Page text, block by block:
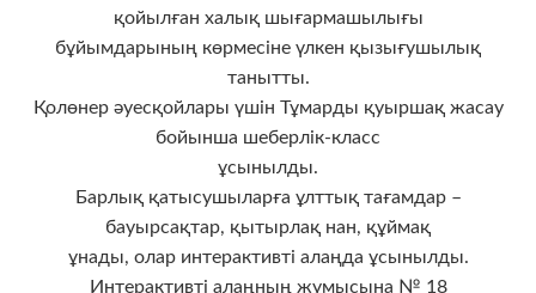
қойылған халық шығармашылығы
бұйымдарының көрмесіне үлкен қызығушылық
танытты.
Қолөнер әуесқойлары үшін Тұмарды қуыршақ жасау
бойынша шеберлік-класс
ұсынылды.
Барлық қатысушыларға ұлттық тағамдар –
бауырсақтар, қытырлақ нан, құймақ
ұнады, олар интерактивті алаңда ұсынылды.
Интерактивті алаңның жұмысына № 18